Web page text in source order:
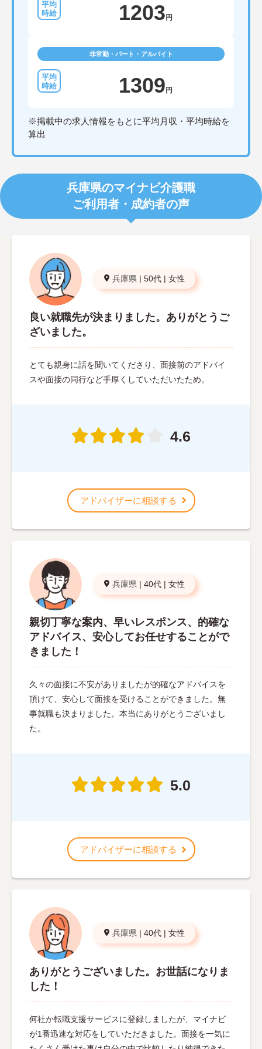
1203 円
非常勤・パート・アルバイト
1309 円
※掲載中の求人情報をもとに平均月収・平均時給を
算出
兵庫県のマイナビ介護職
ご利用者・成約者の声
兵庫県 | 50代 | 女性
良い就職先が決まりました。ありがとうご
ざいました。
とても親身に話を聞いてくださり、面接前のアドバイ
スや面接の同行など手厚くしていただいたため。
4.6
アドバイザーに相談する
兵庫県 | 40代 | 女性
親切丁寧な案内、早いレスポンス、的確な
アドバイス、安心してお任せすることがで
きました！
久々の面接に不安がありましたが的確なアドバイスを
頂けて、安心して面接を受けることができました。無
事就職も決まりました。本当にありがとうございまし
た。
5.0
アドバイザーに相談する
兵庫県 | 40代 | 女性
ありがとうございました。お世話になりま
した！
何社か転職支援サービスに登録しましたが、マイナビ
が1番迅速な対応をしていただきました。面接を一気に